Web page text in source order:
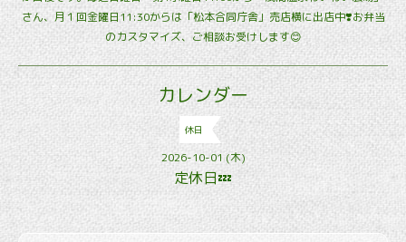
さん、月１回金曜日11:30からは「松本合同庁舎」売店横に出店中❣️お弁当
のカスタマイズ、ご相談お受けします😊
カレンダー
休日
2026-10-01 (木)
定休日💤